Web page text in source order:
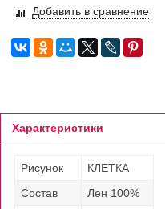
Добавить в сравнение
Характеристики
Рисунок
КЛЕТКА
Состав
Лен 100%